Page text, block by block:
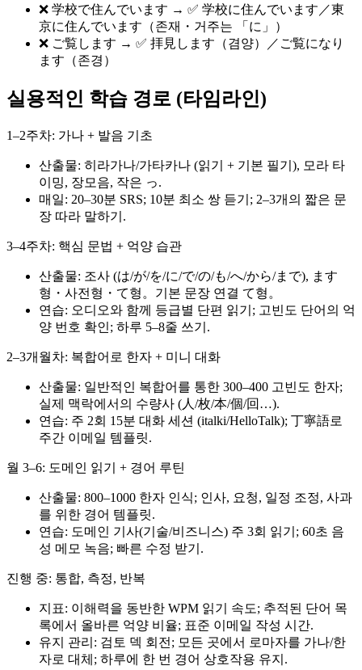
❌ 学校で住んでいます → ✅ 学校に住んでいます／東
京に住んでいます（존재・거주는 「に」）
❌ ご覧します → ✅ 拝見します（겸양）／ご覧になり
ます（존경）
실용적인 학습 경로 (타임라인)
1–2주차: 가나 + 발음 기초
산출물: 히라가나/가타카나 (읽기 + 기본 필기), 모라 타
이밍, 장모음, 작은 っ.
매일: 20–30분 SRS; 10분 최소 쌍 듣기; 2–3개의 짧은 문
장 따라 말하기.
3–4주차: 핵심 문법 + 억양 습관
산출물: 조사 (は/が/を/に/で/の/も/へ/から/まで), ます
형・사전형・て형。기본 문장 연결 て형。
연습: 오디오와 함께 등급별 단편 읽기; 고빈도 단어의 억
양 번호 확인; 하루 5–8줄 쓰기.
2–3개월차: 복합어로 한자 + 미니 대화
산출물: 일반적인 복합어를 통한 300–400 고빈도 한자;
실제 맥락에서의 수량사 (人/枚/本/個/回…).
연습: 주 2회 15분 대화 세션 (italki/HelloTalk); 丁寧語로
주간 이메일 템플릿.
월 3–6: 도메인 읽기 + 경어 루틴
산출물: 800–1000 한자 인식; 인사, 요청, 일정 조정, 사과
를 위한 경어 템플릿.
연습: 도메인 기사(기술/비즈니스) 주 3회 읽기; 60초 음
성 메모 녹음; 빠른 수정 받기.
진행 중: 통합, 측정, 반복
지표: 이해력을 동반한 WPM 읽기 속도; 추적된 단어 목
록에서 올바른 억양 비율; 표준 이메일 작성 시간.
유지 관리: 검토 덱 회전; 모든 곳에서 로마자를 가나/한
자로 대체; 하루에 한 번 경어 상호작용 유지.